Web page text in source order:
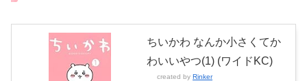
ちいかわ なんか小さくてか
わいいやつ(1) (ワイドKC)
created by Rinker